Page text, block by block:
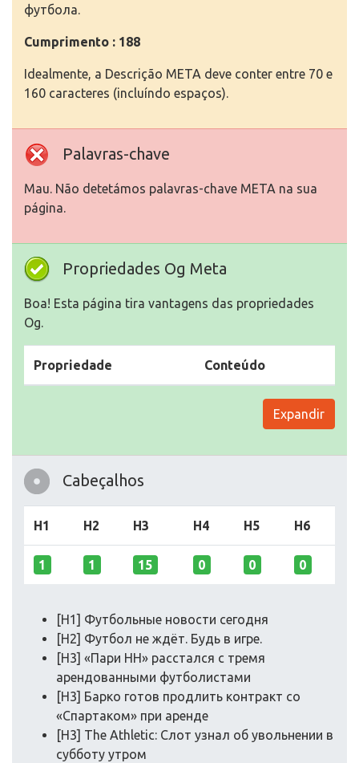
футбола.
Cumprimento : 188
Idealmente, a Descrição META deve conter entre 70 e
160 caracteres (incluíndo espaços).
Palavras-chave
Mau. Não detetámos palavras-chave META na sua
página.
Propriedades Og Meta
Boa! Esta página tira vantagens das propriedades
Og.
Propriedade Conteúdo
Expandir
Cabeçalhos
H1 H2 H3 H4 H5 H6
1 1 15 0 0 0
[H1] Футбольные новости сегодня
[H2] Футбол не ждёт. Будь в игре.
[H3] «Пари НН» расстался с тремя
арендованными футболистами
[H3] Барко готов продлить контракт со
«Спартаком» при аренде
[H3] The Athletic: Слот узнал об увольнении в
субботу утром